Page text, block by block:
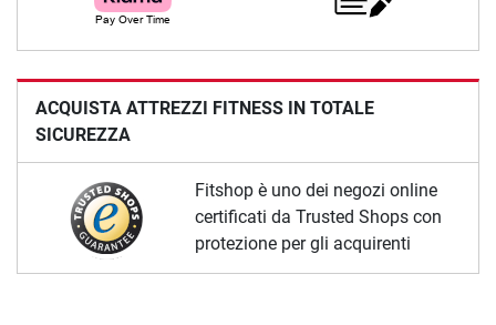
ACQUISTA ATTREZZI FITNESS IN TOTALE
SICUREZZA
Fitshop è uno dei negozi online
certificati da Trusted Shops con
protezione per gli acquirenti